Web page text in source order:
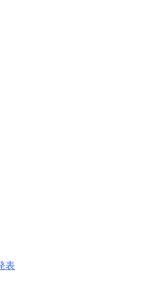
表